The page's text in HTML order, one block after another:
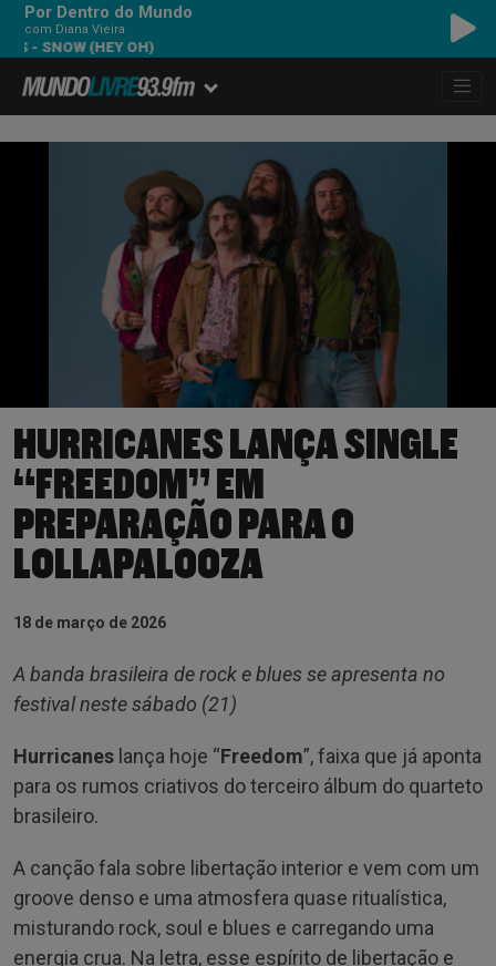
Por Dentro do Mundo
com Diana Vieira
RED HOT CHILI
HURRICANES LANÇA SINGLE
“FREEDOM” EM
PREPARAÇÃO PARA O
LOLLAPALOOZA
18 de março de 2026
A banda brasileira de rock e blues se apresenta no
festival neste sábado (21)
Hurricanes lança hoje “Freedom”, faixa que já aponta
para os rumos criativos do terceiro álbum do quarteto
brasileiro.
A canção fala sobre libertação interior e vem com um
groove denso e uma atmosfera quase ritualística,
misturando rock, soul e blues e carregando uma
energia crua. Na letra, esse espírito de libertação e